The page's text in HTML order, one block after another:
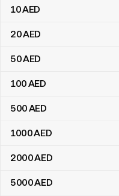
10AED
20AED
50AED
100AED
500AED
1000AED
2000AED
5000AED